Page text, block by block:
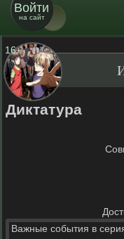
Войти
на сайт
16+
Диктатура
Важные события в